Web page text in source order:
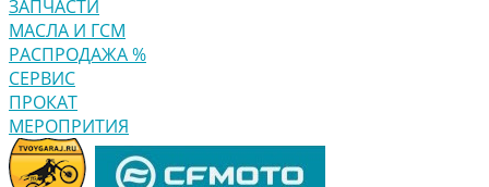
ЗАПЧАСТИ
МАСЛА И ГСМ
РАСПРОДАЖА %
СЕРВИС
ПРОКАТ
МЕРОПРИТИЯ